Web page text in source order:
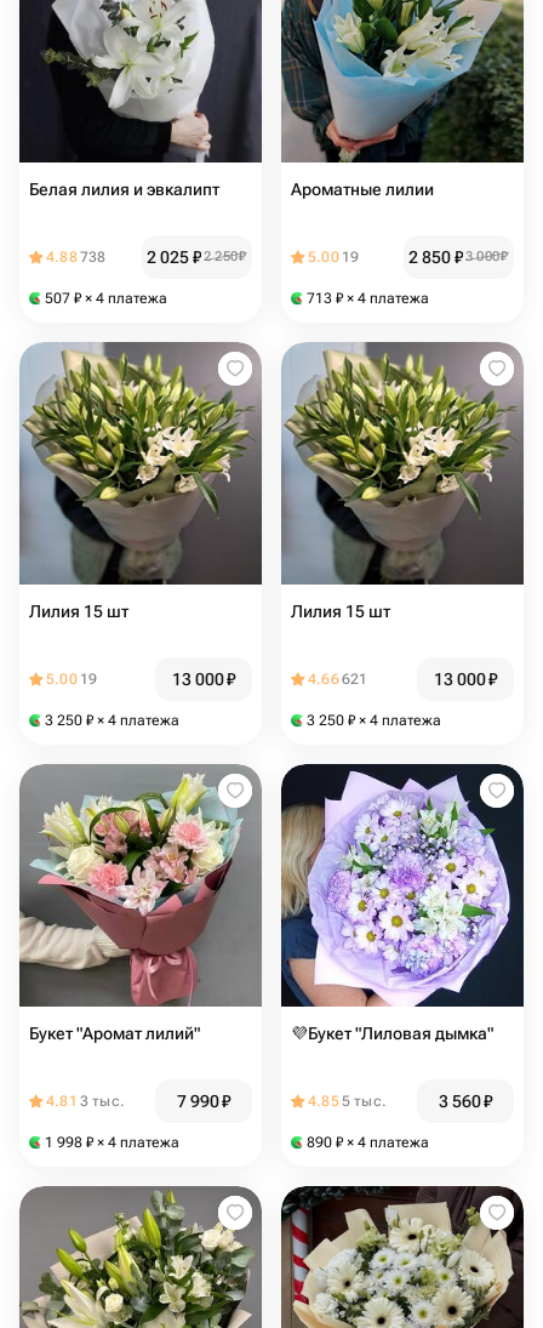
Белая лилия и эвкалипт
4.88738 2 025₽2 250₽
507 ₽ × 4 платежа
Ароматные лилии
5.00 19 2 850₽3 000₽
713 ₽ × 4 платежа
Лилия 15 шт
5.00 19 13 000₽
3 250 ₽ × 4 платежа
Лилия 15 шт
4.66621 13 000₽
3 250 ₽ × 4 платежа
Букет "Аромат лилий"
4.81 3 тыс. 7 990₽
1 998 ₽ × 4 платежа
💜Букет "Лиловая дымка"
4.855 тыс. 3 560₽
890 ₽ × 4 платежа